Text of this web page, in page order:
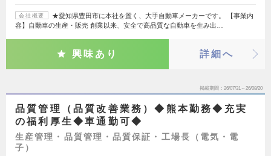
会社概要
★愛知県豊田市に本社を置く、大手自動車メーカーです。 【事業内
容】自動車の生産・販売 創業以来、安全で高品質な自動車を生み出…
興味あり 詳細へ
掲載期間 26/07/31～26/08/20
品質管理（品質改善業務）◆熊本勤務◆充実
の福利厚生◆車通勤可◆
生産管理・品質管理・品質保証・工場長（電気・電
子）